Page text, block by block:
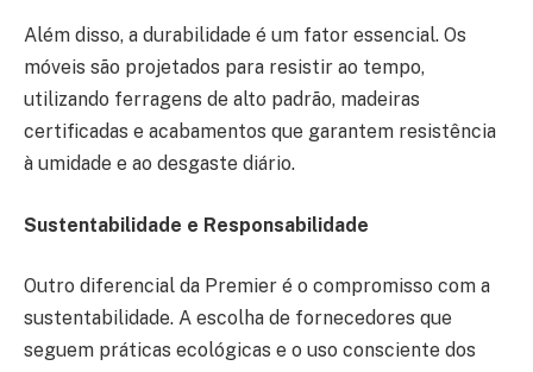
Além disso, a durabilidade é um fator essencial. Os
móveis são projetados para resistir ao tempo,
utilizando ferragens de alto padrão, madeiras
certificadas e acabamentos que garantem resistência
à umidade e ao desgaste diário.
Sustentabilidade e Responsabilidade
Outro diferencial da Premier é o compromisso com a
sustentabilidade. A escolha de fornecedores que
seguem práticas ecológicas e o uso consciente dos